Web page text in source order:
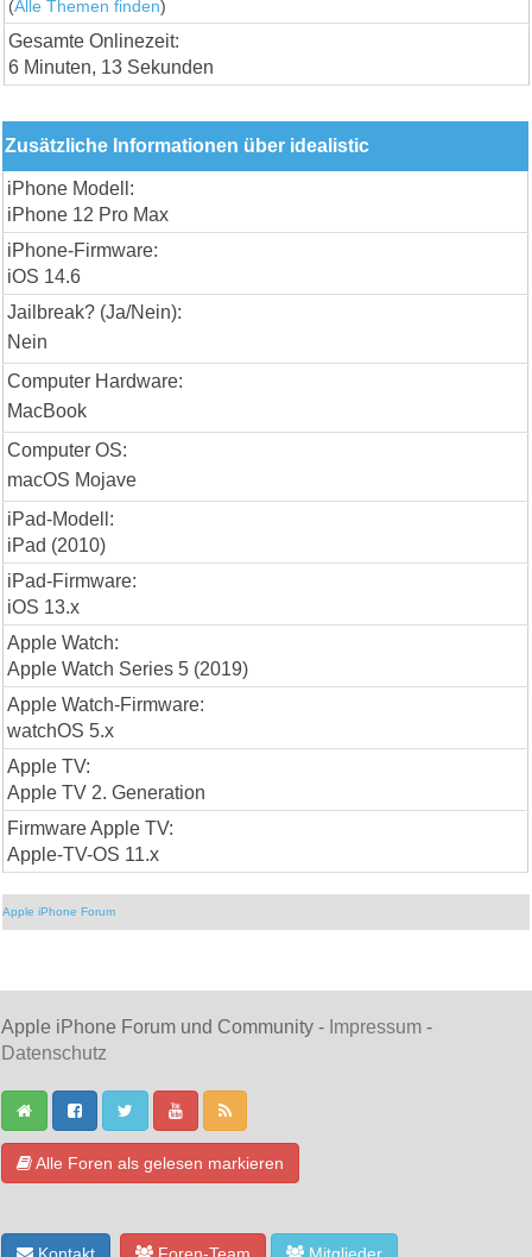
(Alle Themen finden)
Gesamte Onlinezeit:
6 Minuten, 13 Sekunden
Zusätzliche Informationen über idealistic
iPhone Modell:
iPhone 12 Pro Max
iPhone-Firmware:
iOS 14.6
Jailbreak? (Ja/Nein):
Nein
Computer Hardware:
MacBook
Computer OS:
macOS Mojave
iPad-Modell:
iPad (2010)
iPad-Firmware:
iOS 13.x
Apple Watch:
Apple Watch Series 5 (2019)
Apple Watch-Firmware:
watchOS 5.x
Apple TV:
Apple TV 2. Generation
Firmware Apple TV:
Apple-TV-OS 11.x
Apple iPhone Forum
Apple iPhone Forum und Community - Impressum -
Datenschutz
Alle Foren als gelesen markieren
Kontakt Foren-Team Mitglieder